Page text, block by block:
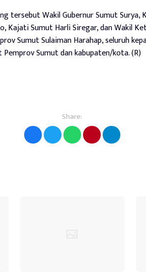
tersebut Wakil Gubernur Sumut Surya,
Kajati Sumut Harli Siregar, dan Wakil
Sumut Sulaiman Harahap, seluruh
Sumut dan kabupaten/kota. (R)
Share: